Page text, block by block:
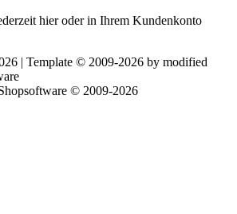
hier oder in Ihrem Kundenkonto
| Template © 2009-2026 by modified
© 2009-2026